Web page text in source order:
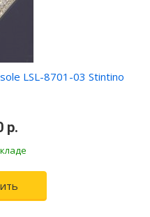
LSL-8701-03 Stintino
р.